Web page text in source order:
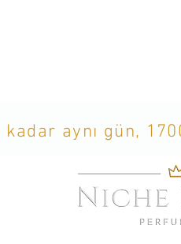
kadar aynı gün,